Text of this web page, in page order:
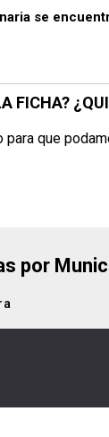
se
FICHA?
para que
por